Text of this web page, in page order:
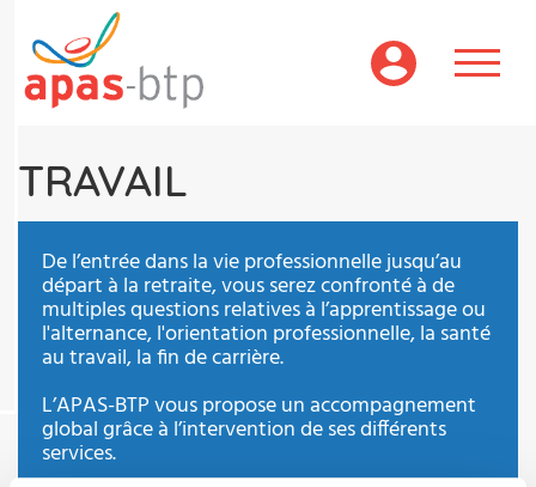
contenu
principal
TRAVAIL
De l’entrée dans la vie professionnelle jusqu’au
départ à la retraite, vous serez confronté à de
multiples questions relatives à l’apprentissage ou
l'alternance, l'orientation professionnelle, la santé
au travail, la fin de carrière.
L’APAS-BTP vous propose un accompagnement
global grâce à l’intervention de ses différents
services.